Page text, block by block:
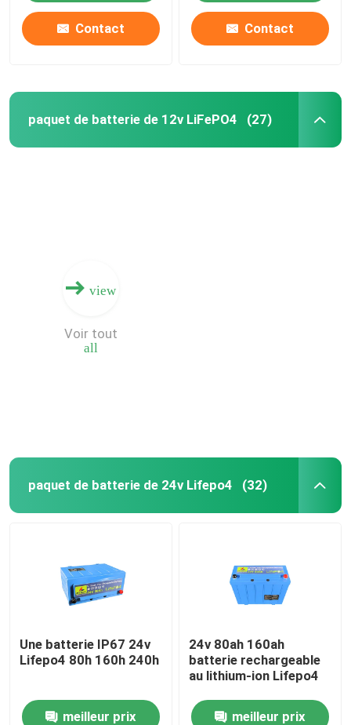
Contact Contact
paquet de batterie de 12v LiFePO4 (27)
view
all
Voir tout
paquet de batterie de 24v Lifepo4 (32)
Une batterie IP67 24v
Lifepo4 80h 160h 240h
meilleur prix
24v 80ah 160ah
batterie rechargeable
au lithium-ion Lifepo4
meilleur prix